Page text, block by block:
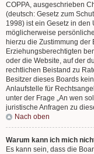
COPPA, ausgeschrieben
(deutsch: Gesetz zum
1998) ist ein Gesetz in den
möglicherweise
hierzu die Zustimmung
Erziehungsberechtigten
oder die Website, auf der
rechtlichen Beistand zu
Besitzer dieses Boards
Anlaufstelle für
unter der Frage „An wen
juristische Anfragen zu
Nach oben
Warum kann ich mich
Es kann sein, dass die